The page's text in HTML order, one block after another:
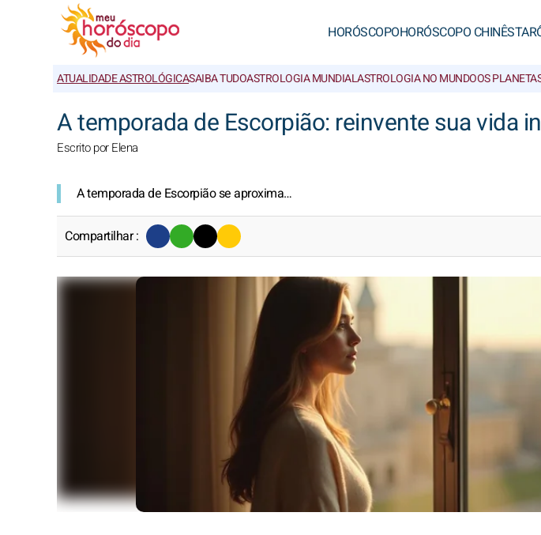
HORÓSCOPOHORÓSCOPO CHINÊS
ATUALIDADE ASTROLÓGICASAIBA TUDOASTROLOGIA MUNDIALASTROLOGIA NO MUNDOOS
A temporada de Escorpião: reinvente sua vida
Escrito por Elena
A temporada de Escorpião se aproxima…
Compartilhar :